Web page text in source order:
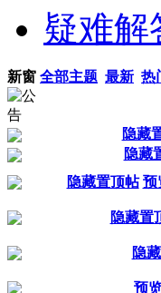
疑难解
新窗 全部主题 最新 热
隐藏
隐藏
隐藏置顶帖 预
隐藏置
隐
预